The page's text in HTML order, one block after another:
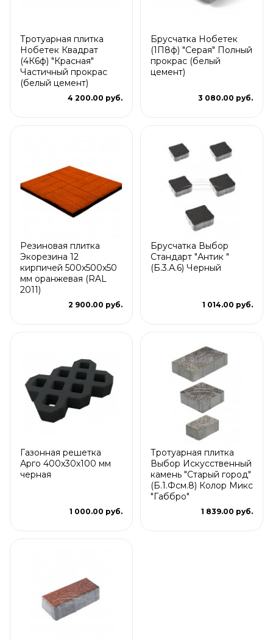
Тротуарная плитка
Нобетек Квадрат
(4К6ф) "Красная"
Частичный прокрас
(белый цемент)
4 200.00 руб.
Брусчатка Нобетек
(1П8ф) "Серая" Полный
прокрас (белый
цемент)
3 080.00 руб.
Резиновая плитка
Экорезина 12
кирпичей 500x500x50
мм оранжевая (RAL
2011)
2 900.00 руб.
Брусчатка Выбор
Стандарт "Антик "
(Б.3.А.6) Черный
1 014.00 руб.
Газонная решетка
Арго 400x30x100 мм
черная
1 000.00 руб.
Тротуарная плитка
Выбор Искусственный
камень "Старый город"
(Б.1.Фсм.8) Колор Микс
"Габбро"
1 839.00 руб.